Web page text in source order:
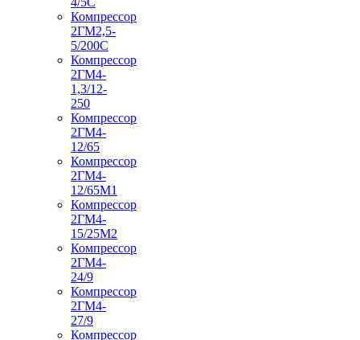
Компрессор
2ГМ2,5-
5/200С
Компрессор
2ГМ4-
1,3/12-
250
Компрессор
2ГМ4-
12/65
Компрессор
2ГМ4-
12/65М1
Компрессор
2ГМ4-
15/25М2
Компрессор
2ГМ4-
24/9
Компрессор
2ГМ4-
27/9
Компрессор